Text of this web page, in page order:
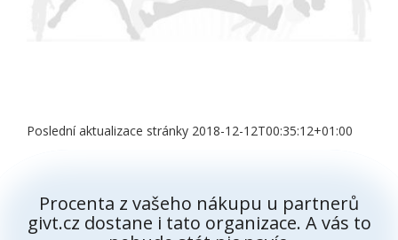
Poslední aktualizace stránky 2018-12-12T00:35:12+01:00
Procenta z vašeho nákupu u partnerů
givt.cz dostane i tato organizace. A vás to